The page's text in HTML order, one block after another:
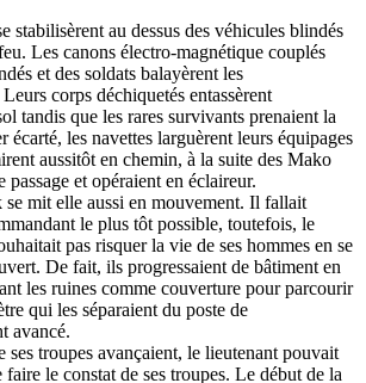
stabilisèrent au dessus des véhicules blindés
Les canons électro-magnétique couplés
et des soldats balayèrent les
corps déchiquetés entassèrent
tandis que les rares survivants prenaient la
écarté, les navettes larguèrent leurs équipages
aussitôt en chemin, à la suite des Mako
et opéraient en éclaireur.
se mit elle aussi en mouvement. Il fallait
le plus tôt possible, toutefois, le
pas risquer la vie de ses hommes en se
De fait, ils progressaient de bâtiment en
les ruines comme couverture pour parcourir
qui les séparaient du poste de
avancé.
ses troupes avançaient, le lieutenant pouvait
faire le constat de ses troupes. Le début de la